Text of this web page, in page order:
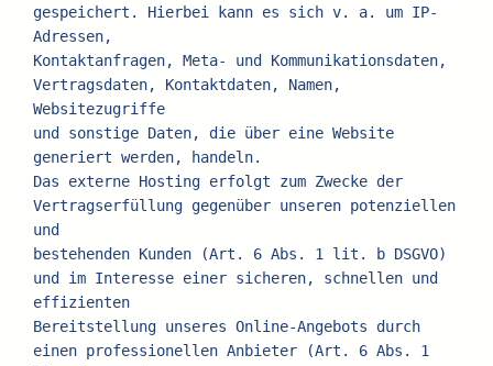
gespeichert. Hierbei kann es sich v. a. um IP-
Adressen,
Kontaktanfragen, Meta- und Kommunikationsdaten,
Vertragsdaten, Kontaktdaten, Namen,
Websitezugriffe
und sonstige Daten, die über eine Website
generiert werden, handeln.
Das externe Hosting erfolgt zum Zwecke der
Vertragserfüllung gegenüber unseren potenziellen
und
bestehenden Kunden (Art. 6 Abs. 1 lit. b DSGVO)
und im Interesse einer sicheren, schnellen und
effizienten
Bereitstellung unseres Online-Angebots durch
einen professionellen Anbieter (Art. 6 Abs. 1